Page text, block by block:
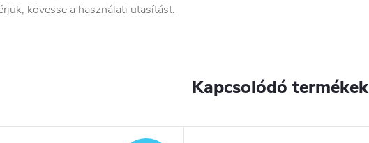
kövesse a használati utasítást.
Kapcsolódó termékek